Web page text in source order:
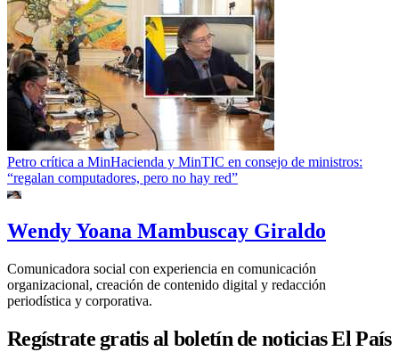
Petro crítica a MinHacienda y MinTIC en consejo de ministros:
“regalan computadores, pero no hay red”
Wendy Yoana Mambuscay Giraldo
Comunicadora social con experiencia en comunicación
organizacional, creación de contenido digital y redacción
periodística y corporativa.
Regístrate gratis al boletín de noticias El País